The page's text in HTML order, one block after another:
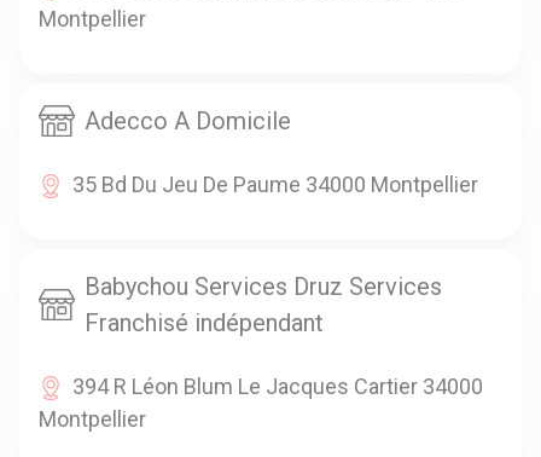
Montpellier
Adecco A Domicile
35 Bd Du Jeu De Paume 34000 Montpellier
Babychou Services Druz Services
Franchisé indépendant
394 R Léon Blum Le Jacques Cartier 34000
Montpellier